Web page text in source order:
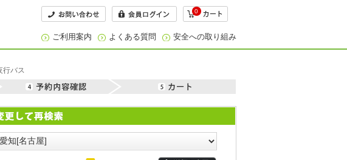
0
ご利用案内 よくある質問 安全への取り組み
行バス